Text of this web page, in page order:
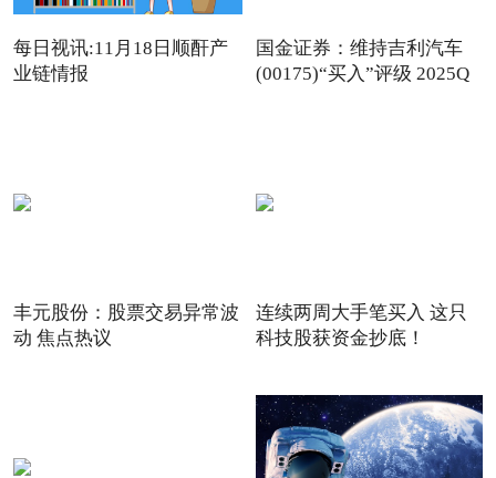
每日视讯:11月18日顺酐产
业链情报
国金证券：维持吉利汽车
(00175)“买入”评级 2025Q
丰元股份：股票交易异常波
动 焦点热议
连续两周大手笔买入 这只
科技股获资金抄底！